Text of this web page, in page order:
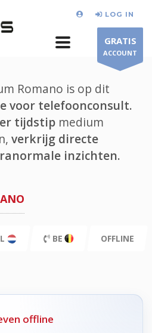
LOG IN
GRATIS
ACCOUNT
Romano is op dit
voor telefoonconsult.
tijdstip medium
verkrijg directe
inzichten.
BE OFFLINE
offline